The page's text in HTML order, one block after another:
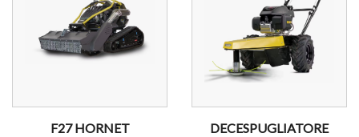
F27 HORNET
DECESPUGLIATORE